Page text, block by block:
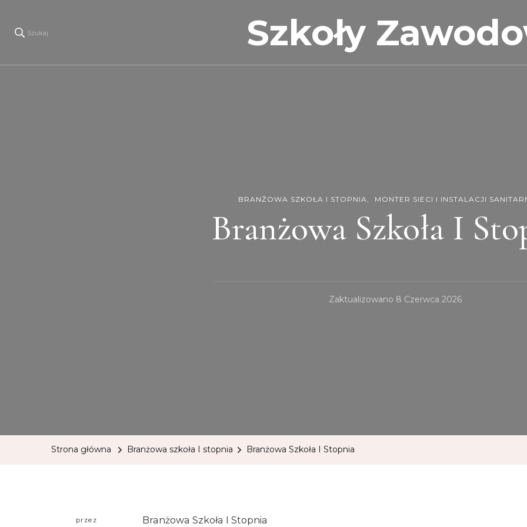
Szukaj Szkoły
BRANŻOWA SZKOŁA I STOPNIA MONTER SIECI I INSTALACJI
Branżowa Szkoła I
Zaktualizowano 8 Czerwca 2026
Strona główna Branżowa szkoła I stopnia Branżowa Szkoła I Stopnia
przez Branżowa Szkoła I Stopnia